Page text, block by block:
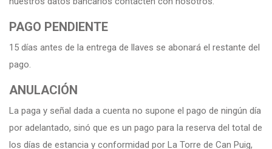
PAGO PENDIENTE
15 días antes de la entrega de llaves se abonará el restante del
pago.
ANULACIÓN
La paga y señal dada a cuenta no supone el pago de ningún día
por adelantado, sinó que es un pago para la reserva del total de
los días de estancia y conformidad por La Torre de Can Puig,